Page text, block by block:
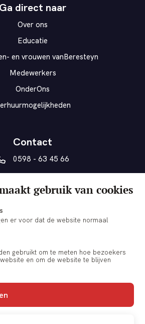
gebruik van cookies
er voor dat de website normaal
gebruikt om te meten hoe bezoekers
en om de website te blijven
Ga direct naar
Over ons
Educatie
en vrouwen vanBeresteyn
Medewerkers
OnderOns
Contact
0598 - 63 45 66
Museumplein 5a
9641 AD Veendam
Cookie voorkeuren